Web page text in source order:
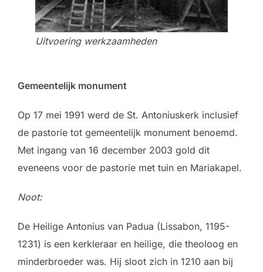
Uitvoering werkzaamheden
Gemeentelijk monument
Op 17 mei 1991 werd de St. Antoniuskerk inclusief
de pastorie tot gemeentelijk monument benoemd.
Met ingang van 16 december 2003 gold dit
eveneens voor de pastorie met tuin en Mariakapel.
Noot:
De Heilige Antonius van Padua (Lissabon, 1195-
1231) is een kerkleraar en heilige, die theoloog en
minderbroeder was. Hij sloot zich in 1210 aan bij